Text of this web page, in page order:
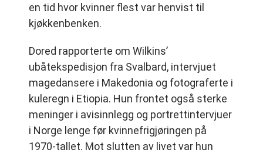
en tid hvor kvinner flest var henvist til
kjøkkenbenken.
Dored rapporterte om Wilkins’
ubåtekspedisjon fra Svalbard, intervjuet
magedansere i Makedonia og fotograferte i
kuleregn i Etiopia. Hun frontet også sterke
meninger i avisinnlegg og portrettintervjuer
i Norge lenge før kvinnefrigjøringen på
1970-tallet. Mot slutten av livet var hun